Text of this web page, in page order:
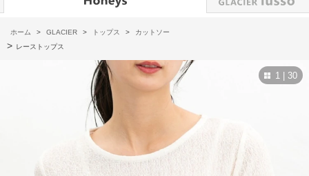
ホーム > GLACIER > トップス > カットソー
> レーストップス
1 | 30